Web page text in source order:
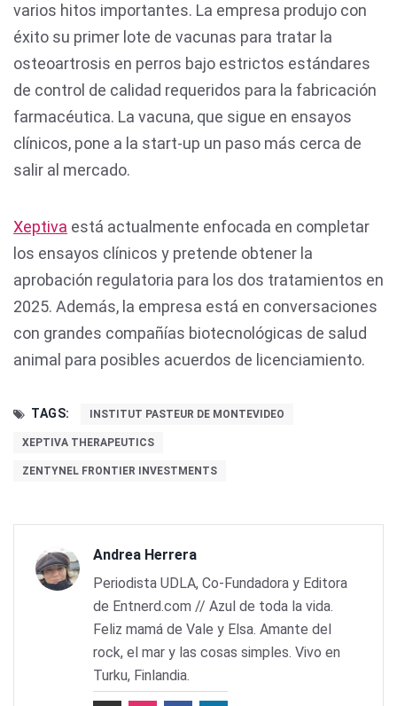
varios hitos importantes. La empresa produjo con
éxito su primer lote de vacunas para tratar la
osteoartrosis en perros bajo estrictos estándares
de control de calidad requeridos para la fabricación
farmacéutica. La vacuna, que sigue en ensayos
clínicos, pone a la start-up un paso más cerca de
salir al mercado.
Xeptiva está actualmente enfocada en completar
los ensayos clínicos y pretende obtener la
aprobación regulatoria para los dos tratamientos en
2025. Además, la empresa está en conversaciones
con grandes compañías biotecnológicas de salud
animal para posibles acuerdos de licenciamiento.
TAGS: INSTITUT PASTEUR DE MONTEVIDEO
XEPTIVA THERAPEUTICS
ZENTYNEL FRONTIER INVESTMENTS
Andrea Herrera
Periodista UDLA, Co-Fundadora y Editora
de Entnerd.com // Azul de toda la vida.
Feliz mamá de Vale y Elsa. Amante del
rock, el mar y las cosas simples. Vivo en
Turku, Finlandia.